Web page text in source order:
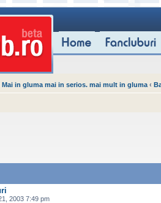
Mai in gluma mai in serios. mai mult in gluma ‹
2003 7:49 pm